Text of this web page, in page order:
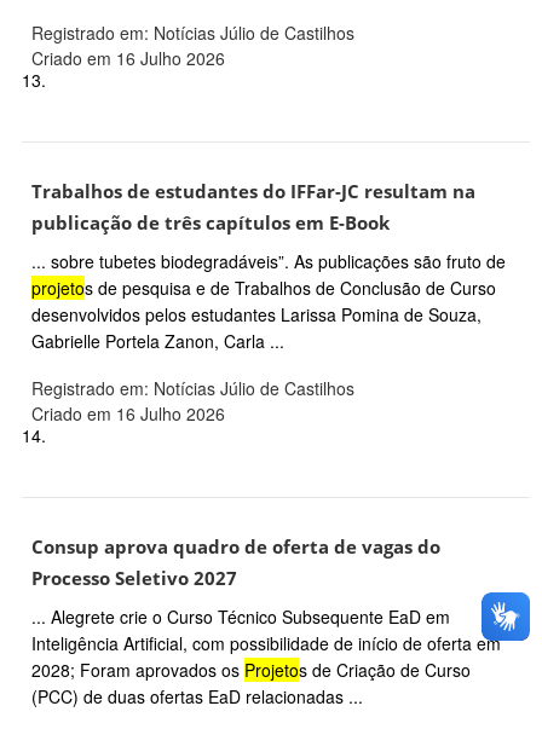
Registrado em: Notícias Júlio de Castilhos
Criado em 16 Julho 2026
13.
Trabalhos de estudantes do IFFar-JC resultam na
publicação de três capítulos em E-Book
... sobre tubetes biodegradáveis”. As publicações são fruto de
projetos de pesquisa e de Trabalhos de Conclusão de Curso
desenvolvidos pelos estudantes Larissa Pomina de Souza,
Gabrielle Portela Zanon, Carla ...
Registrado em: Notícias Júlio de Castilhos
Criado em 16 Julho 2026
14.
Consup aprova quadro de oferta de vagas do
Processo Seletivo 2027
... Alegrete crie o Curso Técnico Subsequente EaD em
Inteligência Artificial, com possibilidade de início de oferta em
2028; Foram aprovados os Projetos de Criação de Curso
(PCC) de duas ofertas EaD relacionadas ...